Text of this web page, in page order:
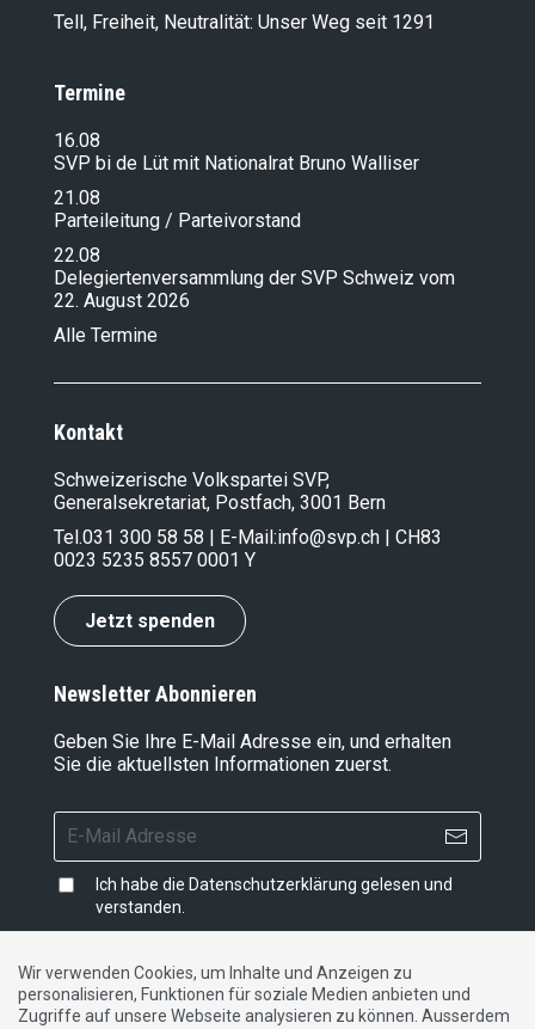
Tell, Freiheit, Neutralität: Unser Weg seit 1291
Termine
16.08
SVP bi de Lüt mit Nationalrat Bruno Walliser
21.08
Parteileitung / Parteivorstand
22.08
Delegiertenversammlung der SVP Schweiz vom
22. August 2026
Alle Termine
Kontakt
Schweizerische Volkspartei SVP,
Generalsekretariat, Postfach, 3001 Bern
Tel.031 300 58 58 | E-Mail:info@svp.ch | CH83
0023 5235 8557 0001 Y
Jetzt spenden
Newsletter Abonnieren
Geben Sie Ihre E-Mail Adresse ein, und erhalten
Sie die aktuellsten Informationen zuerst.
Ich habe die Datenschutzerklärung gelesen und
verstanden.
Impressum |Datenschutzerklärung|Kontakt
Wir verwenden Cookies, um Inhalte und Anzeigen zu
personalisieren, Funktionen für soziale Medien anbieten und
Zugriffe auf unsere Webseite analysieren zu können. Ausserdem